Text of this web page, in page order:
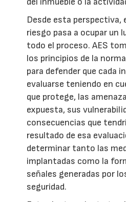
Desde esta perspectiva,
riesgo pasa a ocupar un
todo el proceso. AES
los principios de la
para defender que cada
evaluarse teniendo en
que protege, las
expuesta, sus
consecuencias que
resultado de esa
determinar tanto las
implantadas como la
señales generadas por
seguridad.